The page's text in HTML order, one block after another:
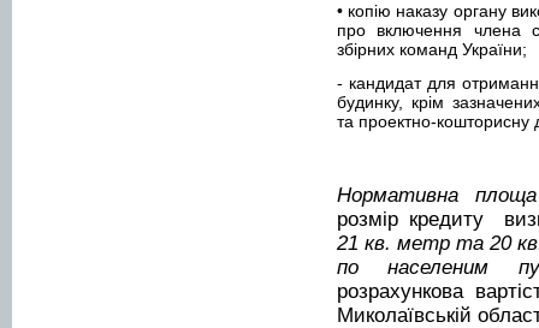
• копію наказу органу
про включення члена
збірних команд України;
- кандидат для
будинку, крім
та проектно-кошторисну
Нормативна
розмір кредиту
21 кв. метр та 20
по населеним
розрахункова
Миколаївській